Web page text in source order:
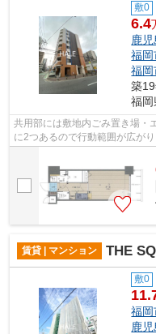
敷0
6.4
鹿
福岡
福岡
築
福岡
共用部には敷地内ごみ置き場・
に2つあるので行動範囲が広が
す。始発駅が近くにある物件で
賃貸 | マンション THE
敷0
福岡
鹿